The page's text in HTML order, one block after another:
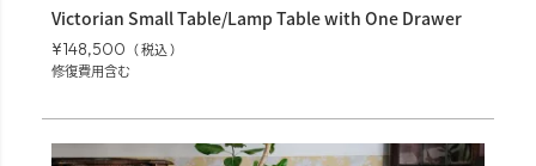
Victorian Small Table/Lamp Table with One Drawer
¥148,500
税込
修復費用含む